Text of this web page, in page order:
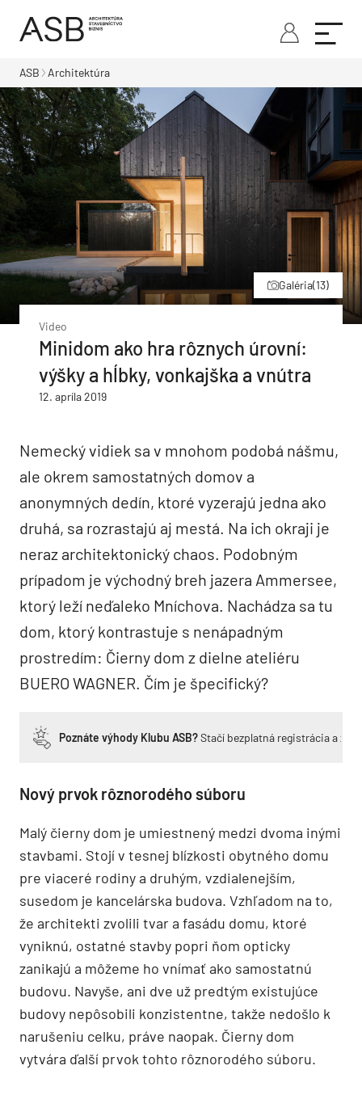
ASB Architektúra
Galéria(13)
Video
Minidom ako hra rôznych úrovní:
výšky a hĺbky, vonkajška a vnútra
12. apríla 2019
Nemecký vidiek sa v mnohom podobá nášmu,
ale okrem samostatných domov a
anonymných dedín, ktoré vyzerajú jedna ako
druhá, sa rozrastajú aj mestá. Na ich okraji je
neraz architektonický chaos. Podobným
prípadom je východný breh jazera Ammersee,
ktorý leží neďaleko Mníchova. Nachádza sa tu
dom, ktorý kontrastuje s nenápadným
prostredím: Čierny dom z dielne ateliéru
BUERO WAGNER. Čím je špecifický?
Poznáte výhody Klubu ASB?Stačí bezplatná registrácia a
Nový prvok rôznorodého súboru
Malý čierny dom je umiestnený medzi dvoma inými
stavbami. Stojí v tesnej blízkosti obytného domu
pre viaceré rodiny a druhým, vzdialenejším,
susedom je kancelárska budova. Vzhľadom na to,
že architekti zvolili tvar a fasádu domu, ktoré
vyniknú, ostatné stavby popri ňom opticky
zanikajú a môžeme ho vnímať ako samostatnú
budovu. Navyše, ani dve už predtým existujúce
budovy nepôsobili konzistentne, takže nedošlo k
narušeniu celku, práve naopak. Čierny dom
vytvára ďalší prvok tohto rôznorodého súboru.